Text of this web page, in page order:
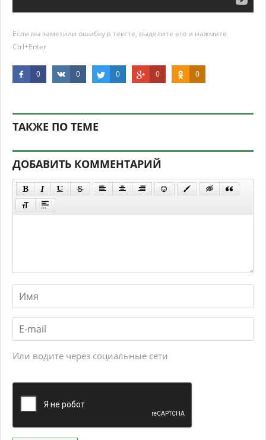
Если вы заметили ошибку в тексте, выделите его и нажмите
Ctrl+Enter
0 0 0 0 0
ТАКЖЕ ПО ТЕМЕ
ДОБАВИТЬ КОММЕНТАРИЙ
Или водите через социальные сети